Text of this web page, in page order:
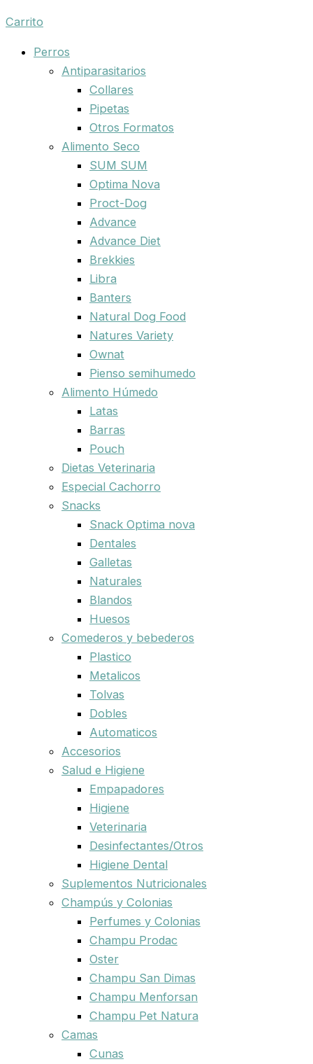
Carrito
Perros
Antiparasitarios
Collares
Pipetas
Otros Formatos
Alimento Seco
SUM SUM
Optima Nova
Proct-Dog
Advance
Advance Diet
Brekkies
Libra
Banters
Natural Dog Food
Natures Variety
Ownat
Pienso semihumedo
Alimento Húmedo
Latas
Barras
Pouch
Dietas Veterinaria
Especial Cachorro
Snacks
Snack Optima nova
Dentales
Galletas
Naturales
Blandos
Huesos
Comederos y bebederos
Plastico
Metalicos
Tolvas
Dobles
Automaticos
Accesorios
Salud e Higiene
Empapadores
Higiene
Veterinaria
Desinfectantes/Otros
Higiene Dental
Suplementos Nutricionales
Champús y Colonias
Perfumes y Colonias
Champu Prodac
Oster
Champu San Dimas
Champu Menforsan
Champu Pet Natura
Camas
Cunas